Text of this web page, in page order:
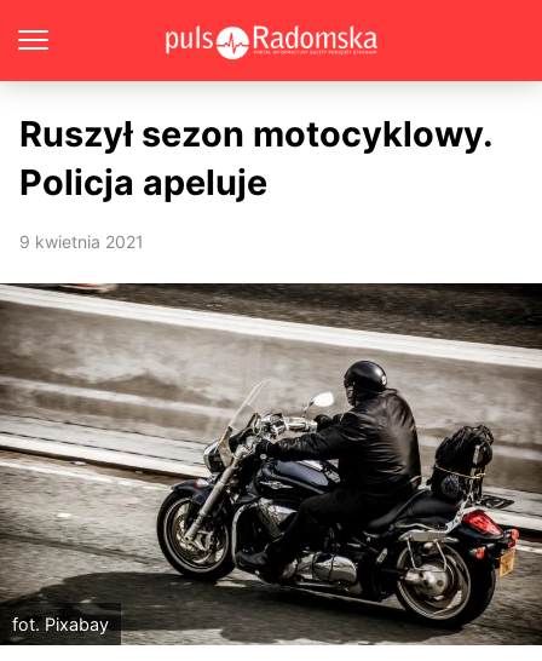
Ruszył sezon motocyklowy.
Policja apeluje
9 kwietnia 2021
fot. Pixabay